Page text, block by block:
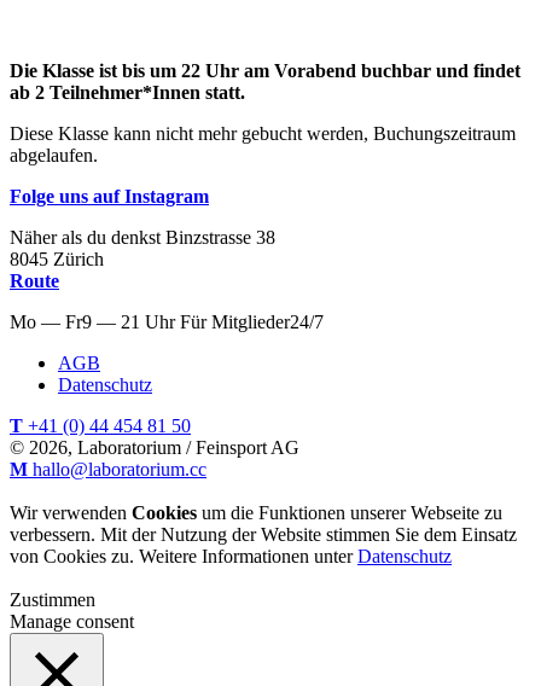
Die Klasse ist bis um 22 Uhr am Vorabend buchbar und findet
ab 2 Teilnehmer*Innen statt.
Diese Klasse kann nicht mehr gebucht werden, Buchungszeitraum
abgelaufen.
Folge uns auf Instagram
Näher als du denkst Binzstrasse 38
8045 Zürich
Route
Mo — Fr9 — 21 Uhr Für Mitglieder24/7
AGB
Datenschutz
T +41 (0) 44 454 81 50
© 2026, Laboratorium / Feinsport AG
M hallo@laboratorium.cc
Wir verwenden Cookies um die Funktionen unserer Webseite zu
verbessern. Mit der Nutzung der Website stimmen Sie dem Einsatz
von Cookies zu. Weitere Informationen unterDatenschutz
Zustimmen
Manage consent